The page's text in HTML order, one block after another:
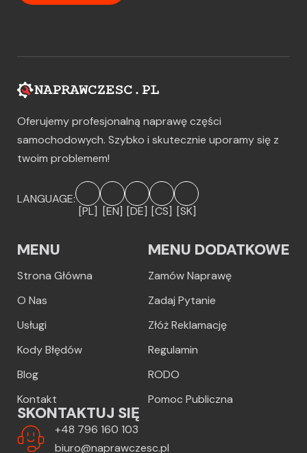
Oferujemy profesjonalną naprawę części
samochodowych. Szybko i skutecznie uporamy się z
twoim problemem!
LANGUAGE:
[PL] [EN] [DE] [CS] [SK]
MENU
Strona Główna
O Nas
Usługi
Kody Błędów
Blog
Kontakt
MENU DODATKOWE
Zamów Naprawę
Zadaj Pytanie
Złóż Reklamację
Regulamin
RODO
Pomoc Publiczna
SKONTAKTUJ SIĘ
+48 796 160 103
biuro@naprawczesc.pl